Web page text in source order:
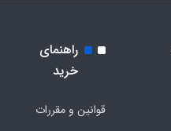
راهنمای
خرید
قوانین و مقررات